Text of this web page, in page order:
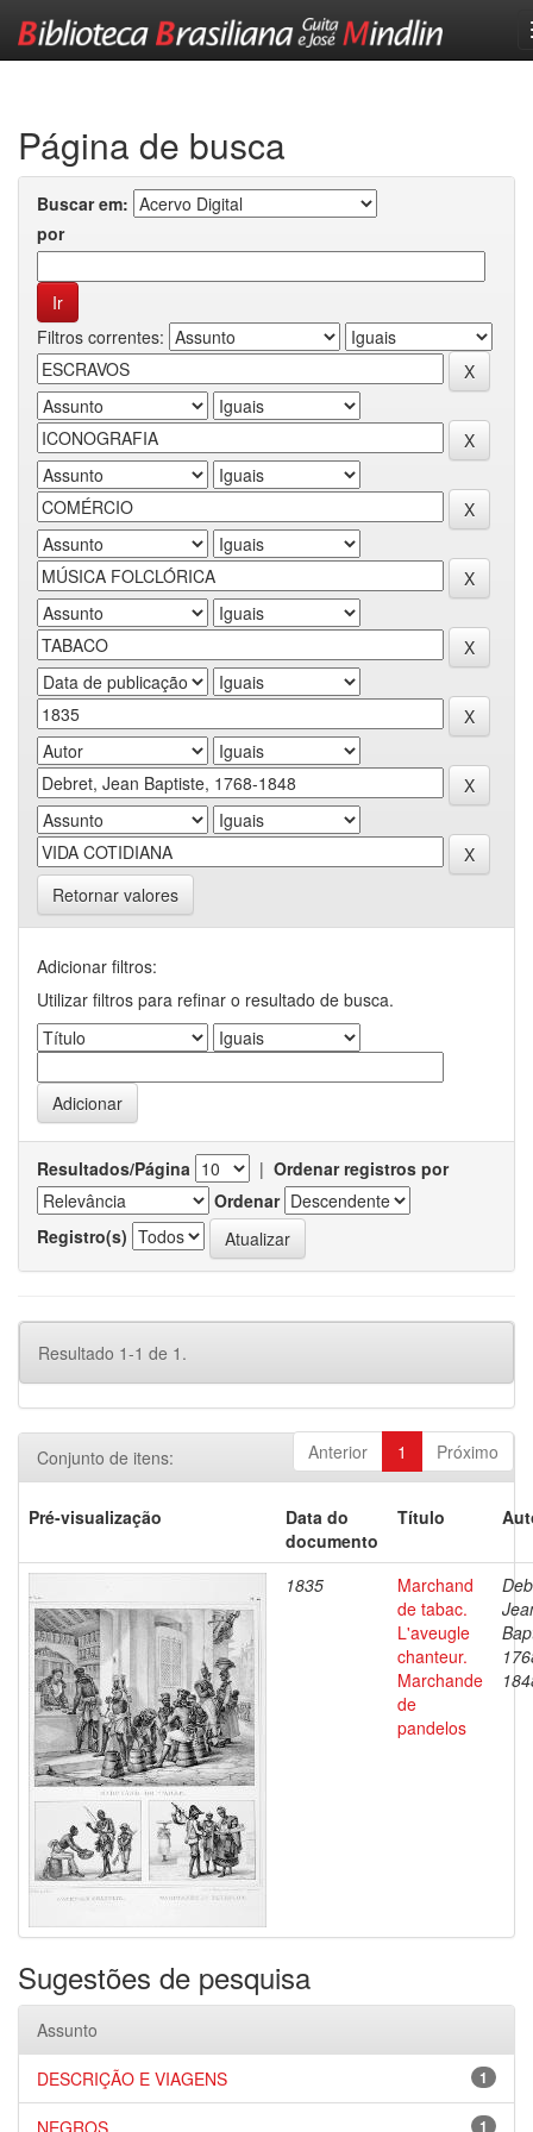
Página de busca
Buscar em:
por
Filtros correntes:
Retornar valores
Adicionar filtros:
Utilizar filtros para refinar o resultado de busca.
Resultados/Página | Ordenar registros por
Ordenar
Registro(s)
Resultado 1-1 de 1.
Anterior 1 Próximo
Conjunto de itens:
Pré-visualização
Data do
documento
Título
1835
Marchand
de tabac.
L'aveugle
chanteur.
Marchande
de
pandelos
Sugestões de pesquisa
Assunto
1
DESCRIÇÃO E VIAGENS
1
NEGROS